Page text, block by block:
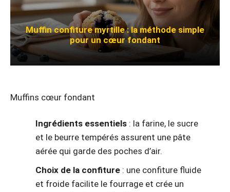
Muffin confiture myrtille : la méthode simple
pour un cœur fondant
Muffins cœur fondant
Ingrédients essentiels : la farine, le sucre
et le beurre tempérés assurent une pâte
aérée qui garde des poches d’air.
Choix de la confiture : une confiture fluide
et froide facilite le fourrage et crée un